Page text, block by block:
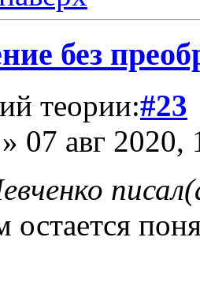
без
теории:#23
» 07 авг 2020,
остается